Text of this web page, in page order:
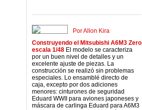
Por Allon Kira
Construyendo el Mitsubishi A6M3 Zero
escala 1/48 El modelo se caracteriza
por un buen nivel de detalles y un
excelente ajuste de piezas. La
construcción se realizó sin problemas
especiales. Lo ensamblé directo de
caja, excepto por dos adiciones
menores: cinturones de seguridad
Eduard WWII para aviones japoneses y
máscara de carlinga Eduard para A6M3